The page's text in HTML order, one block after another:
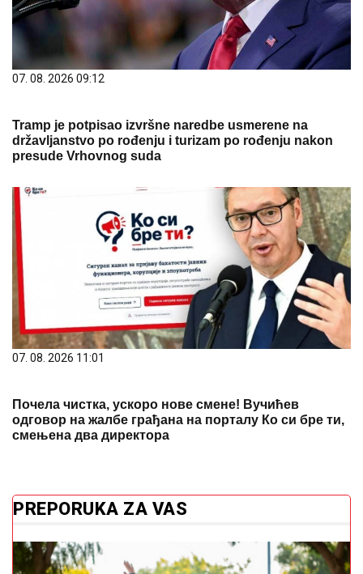
07. 08. 2026 09:12
Tramp je potpisao izvršne naredbe usmerene na
državljanstvo po rođenju i turizam po rođenju nakon
presude Vrhovnog suda
07. 08. 2026 11:01
Почела чистка, ускоро нове смене! Вучићев
одговор на жалбе грађана на порталу Ко си бре ти,
смењена два директора
PREPORUKA ZA VAS